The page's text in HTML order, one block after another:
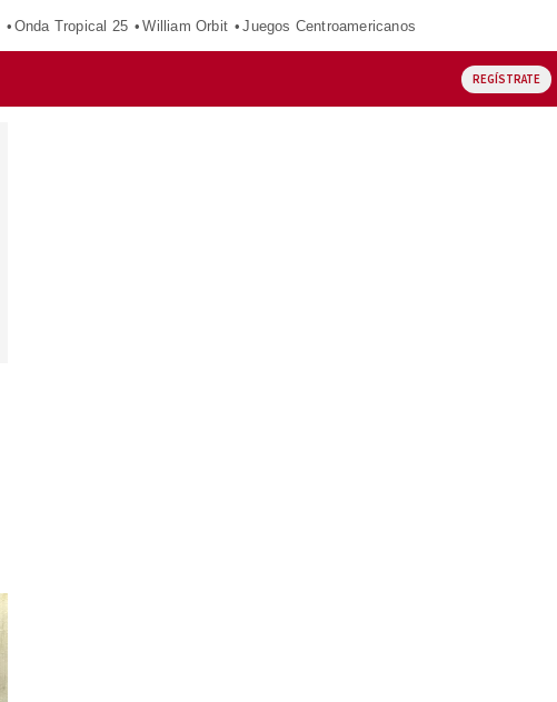
Onda Tropical 25 William Orbit Juegos Centroamericanos
REGÍSTRATE